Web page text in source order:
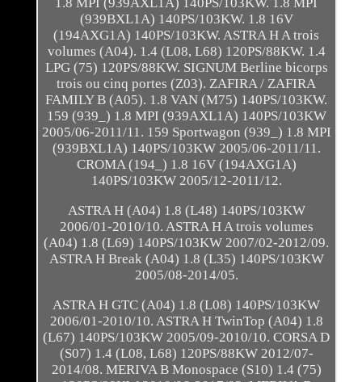
1.8 MPI (939AXL1A) 140PS/103KW. 1.8 MPI
(939BXL1A) 140PS/103KW. 1.8 16V
(194AXG1A) 140PS/103KW. ASTRA H A trois
volumes (A04). 1.4 (L08, L68) 120PS/88KW. 1.4
LPG (75) 120PS/88KW. SIGNUM Berline bicorps
trois ou cinq portes (Z03). ZAFIRA / ZAFIRA
FAMILY B (A05). 1.8 VAN (M75) 140PS/103KW.
159 (939_) 1.8 MPI (939AXL1A) 140PS/103KW
2005/06-2011/11. 159 Sportwagon (939_) 1.8 MPI
(939BXL1A) 140PS/103KW 2005/06-2011/11.
CROMA (194_) 1.8 16V (194AXG1A)
140PS/103KW 2005/12-2011/12.
ASTRA H (A04) 1.8 (L48) 140PS/103KW
2006/01-2010/10. ASTRA H A trois volumes
(A04) 1.8 (L69) 140PS/103KW 2007/02-2012/09.
ASTRA H Break (A04) 1.8 (L35) 140PS/103KW
2005/08-2014/05.
ASTRA H GTC (A04) 1.8 (L08) 140PS/103KW
2006/01-2010/10. ASTRA H TwinTop (A04) 1.8
(L67) 140PS/103KW 2005/09-2010/10. CORSA D
(S07) 1.4 (L08, L68) 120PS/88KW 2012/07-
2014/08. MERIVA B Monospace (S10) 1.4 (75)